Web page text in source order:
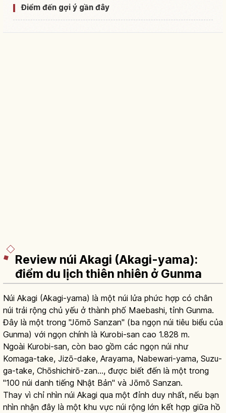
Điểm đến gợi ý gần đây
Review núi Akagi (Akagi-yama):
điểm du lịch thiên nhiên ở Gunma
Núi Akagi (Akagi-yama) là một núi lửa phức hợp có chân
núi trải rộng chủ yếu ở thành phố Maebashi, tỉnh Gunma.
Đây là một trong "Jōmō Sanzan" (ba ngọn núi tiêu biểu của
Gunma) với ngọn chính là Kurobi-san cao 1.828 m.
Ngoài Kurobi-san, còn bao gồm các ngọn núi như
Komaga-take, Jizō-dake, Arayama, Nabewari-yama, Suzu-
ga-take, Chōshichirō-zan..., được biết đến là một trong
"100 núi danh tiếng Nhật Bản" và Jōmō Sanzan.
Thay vì chỉ nhìn núi Akagi qua một đỉnh duy nhất, nếu bạn
nhìn nhận đây là một khu vực núi rộng lớn kết hợp giữa hồ